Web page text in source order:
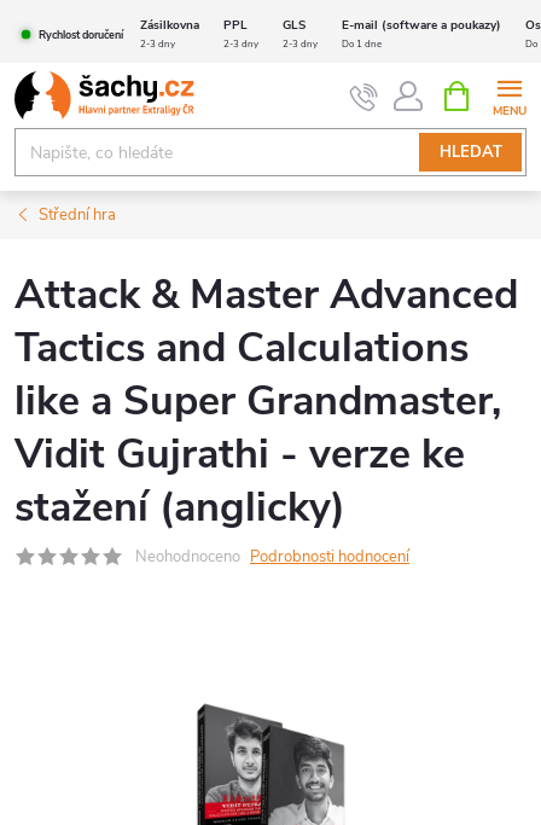
obsah
Rychlost doručení
Zásilkovna PPL GLS E-mail (software a poukazy)
2-3 dny 2-3 dny 2-3 dny Do 1 dne Do
HLEDAT
NÁKUPNÍ
KOŠÍK
Střední hra
Attack & Master Advanced
Tactics and Calculations
like a Super Grandmaster,
Vidit Gujrathi - verze ke
stažení (anglicky)
Neohodnoceno Podrobnosti hodnocení